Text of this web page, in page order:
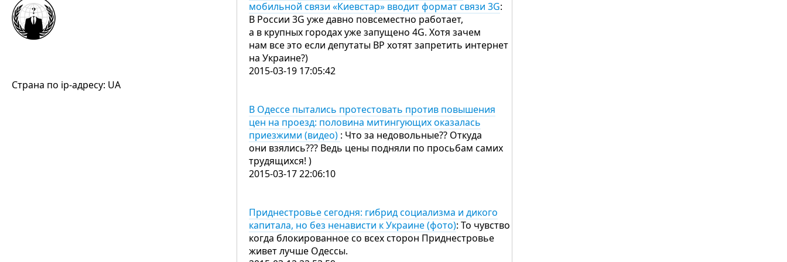
Страна по ip-адресу: UA
мобильной связи «Киевстар» вводит формат связи 3G:
В России 3G уже давно повсеместно работает,
а в крупных городах уже запущено 4G. Хотя зачем
нам все это если депутаты ВР хотят запретить интернет
на Украине?)
2015-03-19 17:05:42
В Одессе пытались протестовать против повышения
цен на проезд: половина митингующих оказалась
приезжими (видео) : Что за недовольные?? Откуда
они взялись??? Ведь цены подняли по просьбам самих
трудящихся! )
2015-03-17 22:06:10
Приднестровье сегодня: гибрид социализма и дикого
капитала, но без ненависти к Украине (фото): То чувство
когда блокированное со всех сторон Приднестровье
живет лучше Одессы.